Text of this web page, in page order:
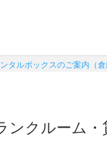
タルボックスのご案内（倉
ンクルーム